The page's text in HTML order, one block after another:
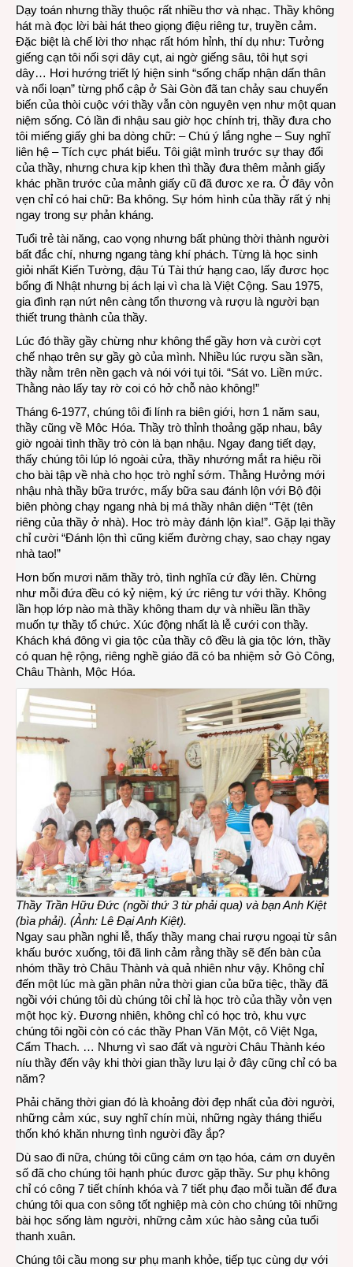
Dạy toán nhưng thầy thuộc rất nhiều thơ và nhạc. Thầy không
hát mà đọc lời bài hát theo giọng điệu riêng tư, truyền cảm.
Đặc biệt là chế lời thơ nhạc rất hóm hỉnh, thí dụ như: Tưởng
giếng cạn tôi nối sợi dây cụt, ai ngờ giếng sâu, tôi hụt sợi
dây… Hơi hướng triết lý hiện sinh “sống chấp nhận dấn thân
và nổi loạn” từng phổ cập ở Sài Gòn đã tan chảy sau chuyển
biến của thòi cuộc với thầy vẫn còn nguyên vẹn như một quan
niệm sống. Có lần đi nhậu sau giờ học chính trị, thầy đưa cho
tôi miếng giấy ghi ba dòng chữ: – Chú ý lắng nghe – Suy nghĩ
liên hệ – Tích cực phát biểu. Tôi giật mình trước sự thay đổi
của thầy, nhưng chưa kịp khen thì thầy đưa thêm mảnh giấy
khác phần trước của mảnh giấy cũ đã đươc xe ra. Ở đây vỏn
vẹn chỉ có hai chữ: Ba không. Sự hóm hình của thầy rất ý nhị
ngay trong sự phản kháng.
Tuổi trẻ tài năng, cao vọng nhưng bất phùng thời thành người
bất đắc chí, nhưng ngang tàng khí phách. Từng là học sinh
giỏi nhất Kiến Tường, đậu Tú Tài thứ hạng cao, lấy đươc học
bổng đi Nhật nhưng bị ách lại vì cha là Việt Cộng. Sau 1975,
gia đình rạn nứt nên càng tổn thương và rượu là người bạn
thiết trung thành của thầy.
Lúc đó thầy gầy chừng như không thể gầy hơn và cười cợt
chế nhạo trên sự gầy gò của mình. Nhiều lúc rượu sần sần,
thầy nằm trên nền gạch và nói với tụi tôi. “Sát vo. Liền mức.
Thằng nào lấy tay rờ coi có hở chỗ nào không!”
Tháng 6-1977, chúng tôi đi lính ra biên giới, hơn 1 năm sau,
thầy cũng về Môc Hóa. Thầy trò thỉnh thoảng gặp nhau, bây
giờ ngoài tình thầy trò còn là bạn nhậu. Ngay đang tiết dạy,
thấy chúng tôi lúp ló ngoài cửa, thầy nhướng mắt ra hiệu rồi
cho bài tập về nhà cho học trò nghỉ sớm. Thằng Hưởng mới
nhậu nhà thầy bữa trước, mấy bữa sau đánh lộn với Bộ đội
biên phòng chạy ngang nhà bị má thầy nhân diện “Tệt (tên
riêng của thầy ở nhà). Hoc trò mày đánh lộn kìa!”. Gặp lại thầy
chỉ cười “Đánh lộn thì cũng kiếm đường chạy, sao chạy ngay
nhà tao!”
Hơn bốn mươi năm thầy trò, tình nghĩa cứ đầy lên. Chừng
như mỗi đứa đều có kỷ niệm, ký ức riêng tư với thầy. Không
lần họp lớp nào mà thầy không tham dự và nhiều lần thầy
muốn tự thầy tổ chức. Xúc động nhất là lễ cưới con thầy.
Khách khá đông vì gia tộc của thầy cô đều là gia tộc lớn, thầy
có quan hệ rộng, riêng nghề giáo đã có ba nhiệm sở Gò Công,
Châu Thành, Mộc Hóa.
Thầy Trần Hữu Đức (ngồi thứ 3 từ phải qua) và bạn Anh Kiệt
(bìa phải). (Ảnh: Lê Đại Anh Kiệt).
Ngay sau phần nghi lễ, thấy thầy mang chai rượu ngoại từ sân
khấu bước xuống, tôi đã linh cảm rằng thầy sẽ đến bàn của
nhóm thầy trò Châu Thành và quả nhiên như vậy. Không chỉ
đến một lúc mà gần phân nửa thời gian của bữa tiệc, thầy đã
ngồi với chúng tôi dù chúng tôi chỉ là học trò của thầy vỏn vẹn
một học kỳ. Đương nhiên, không chỉ có học trò, khu vực
chúng tôi ngồi còn có các thầy Phan Văn Một, cô Việt Nga,
Cẩm Thach. … Nhưng vì sao đất và người Châu Thành kéo
níu thầy đến vậy khi thời gian thầy lưu lại ở đây cũng chỉ có ba
năm?
Phải chăng thời gian đó là khoảng đời đẹp nhất của đời người,
những cảm xúc, suy nghĩ chín mùi, những ngày tháng thiếu
thốn khó khăn nhưng tình người đầy ắp?
Dù sao đi nữa, chúng tôi cũng cám ơn tạo hóa, cám ơn duyên
số đã cho chúng tôi hạnh phúc đươc gặp thầy. Sư phụ không
chỉ có công 7 tiết chính khóa và 7 tiết phụ đạo mỗi tuần để đưa
chúng tôi qua con sông tốt nghiệp mà còn cho chúng tôi những
bài học sống làm người, những cảm xúc hào sảng của tuổi
thanh xuân.
Chúng tôi cầu mong sư phụ manh khỏe, tiếp tục cùng dự với